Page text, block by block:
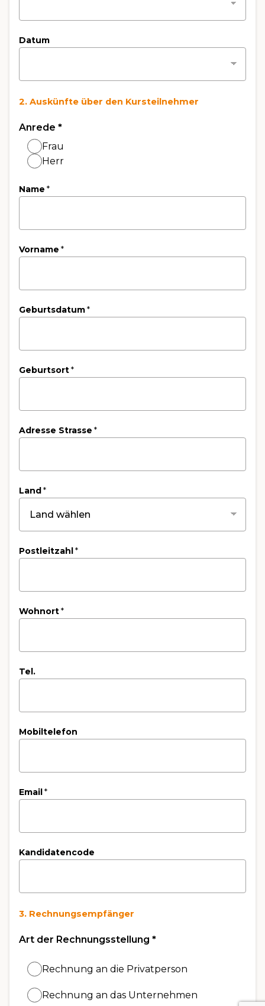
Datum
2. Auskünfte über den Kursteilnehmer
Anrede *
Frau
Herr
Name *
Vorname *
Geburtsdatum*
Geburtsort*
Adresse Strasse *
Land *
Postleitzahl *
Wohnort*
Tel.
Mobiltelefon
Email *
Kandidatencode
3. Rechnungsempfänger
Art der Rechnungsstellung *
Rechnung an die Privatperson
Rechnung an das Unternehmen